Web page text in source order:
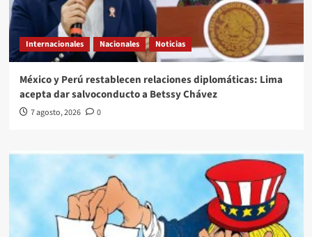
Internacionales Nacionales Noticias
México y Perú restablecen relaciones diplomáticas: Lima
acepta dar salvoconducto a Betssy Chávez
7 agosto, 2026 0